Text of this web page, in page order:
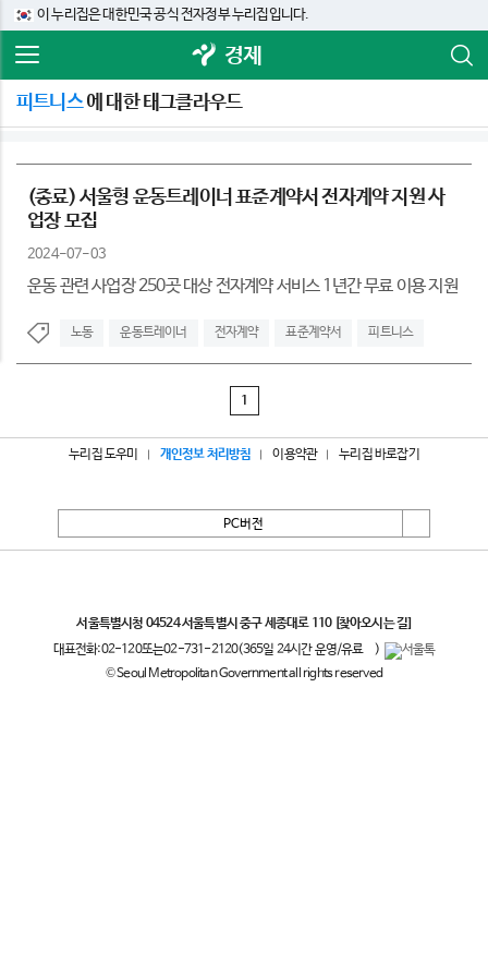
이 누리집은 대한민국 공식 전자정부 누리집입니다.
경제
피트니스에 대한 태그클라우드
(종료) 서울형 운동트레이너 표준계약서 전자계약 지원 사
업장 모집
2024-07-03
운동 관련 사업장 250곳 대상 전자계약 서비스 1년간 무료 이용 지원
노동 운동트레이너 전자계약 표준계약서 피트니스
1
누리집 도우미 개인정보 처리방침 이용약관 누리집 바로잡기
PC버전
서울특별시청 04524 서울특별시 중구 세종대로 110 [찾아오시는 길]
대표전화:02-120또는02-731-2120(365일 24시간 운영/유료
)
© Seoul Metropolitan Government all rights reserved